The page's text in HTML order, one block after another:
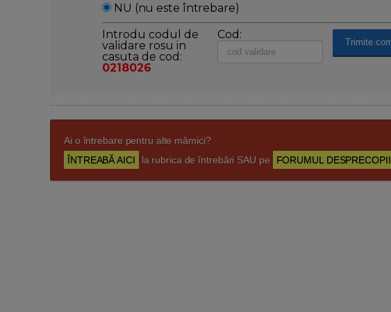
NU (nu este întrebare)
Introdu codul de
validare rosu in
casuta de cod:
0218026
Cod:
Ai o întrebare pentru alte mămici?
ÎNTREABĂ AICI
la rubrica de întrebări SAU pe FORUMUL DESPRECOPII